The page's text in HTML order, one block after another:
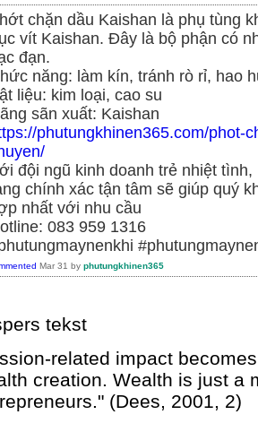
chặn dầu Kaishan là phụ tùng
vít Kaishan. Đây là bộ phận có
đạn.
năng: làm kín, tránh rò rỉ, hao
liệu: kim loại, cao su
sãn xuất: Kaishan
phutungkhinen365.com/phot-
đội ngũ kinh doanh trẻ nhiệt
chính xác tận tâm sẽ giúp quý
nhất với nhu cầu
083 959 1316
Mar 31 by phutungkhinen365
tekst
related impact
creation. Wealth is just a
(Dees, 2001, 2)